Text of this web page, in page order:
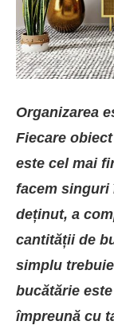
Organizarea
Fiecare
este cel mai
facem singuri
deținut, a
cantității de
simplu
bucătărie
împreună cu